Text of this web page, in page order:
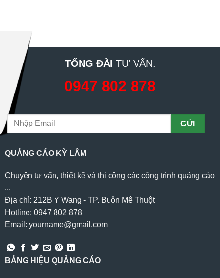
TỔNG ĐÀI TƯ VẤN:
0947 802 878
QUẢNG CÁO KỲ LÂM
Chuyên tư vấn, thiết kế và thi công các công trình quảng cáo
...
Địa chỉ: 212B Y Wang - TP. Buôn Mê Thuột
Hotline: 0947 802 878
Email: yourname@gmail.com
BẢNG HIỆU QUẢNG CÁO